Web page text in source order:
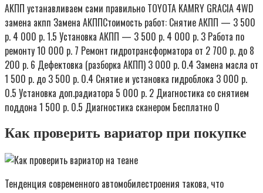
АКПП устанавливаем сами правильно TOYOTA KAMRY GRACIA 4WD
замена акпп Замена АКППСтоимость работ: Снятие АКПП — 3 500
р. 4 000 р. 1.5 Установка АКПП — 3 500 р. 4 000 р. 3 Работа по
ремонту 10 000 р. 7 Ремонт гидротрансформатора от 2 700 р. до 8
200 р. 6 Дефектовка (разборка АКПП) 3 000 р. 0.4 Замена масла от
1 500 р. до 3 500 р. 0.4 Снятие и установка гидроблока 3 000 р.
0.5 Установка доп.радиатора 5 000 р. 2 Диагностика со снятием
поддона 1 500 р. 0.5 Диагностика сканером Бесплатно 0
Как проверить вариатор при покупке
Тенденция современного автомобилестроения такова, что